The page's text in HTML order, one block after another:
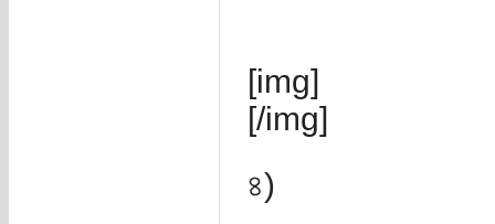
[img]
[/img]
৪)